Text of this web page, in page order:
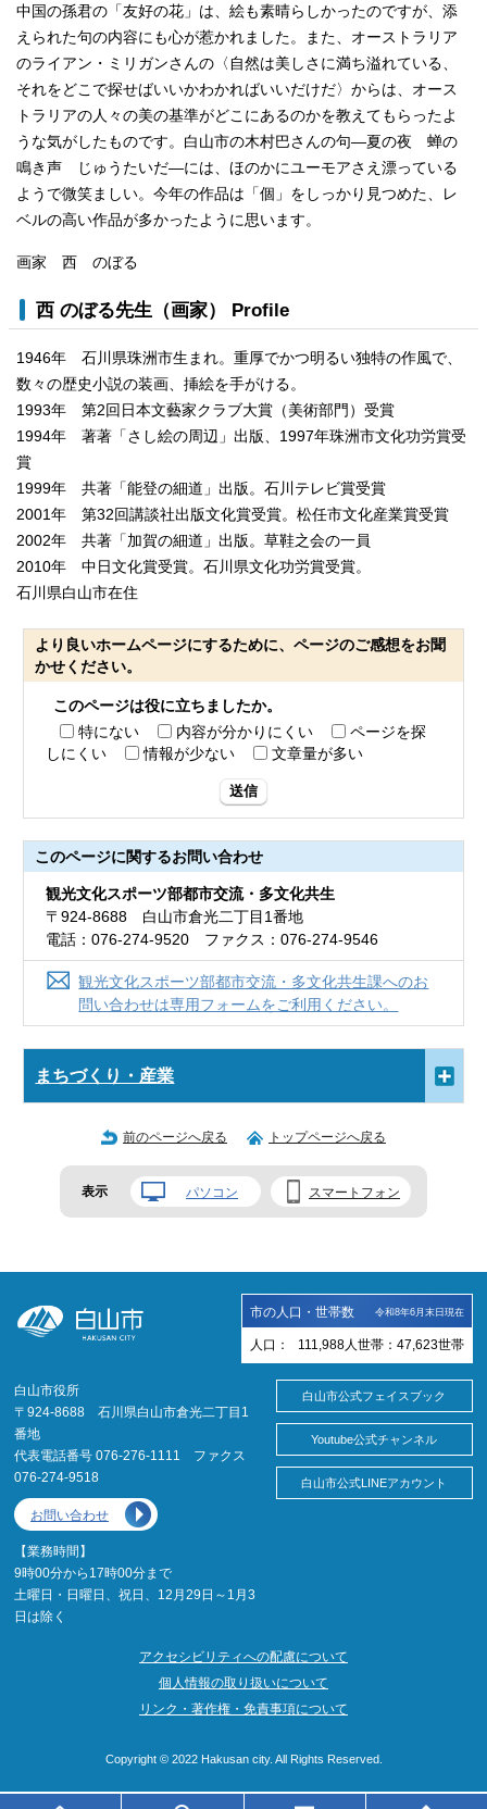
中国の孫君の「友好の花」は、絵も素晴らしかったのですが、添
えられた句の内容にも心が惹かれました。また、オーストラリア
のライアン・ミリガンさんの〈自然は美しさに満ち溢れている、
それをどこで探せばいいかわかればいいだけだ〉からは、オース
トラリアの人々の美の基準がどこにあるのかを教えてもらったよ
うな気がしたものです。白山市の木村巴さんの句―夏の夜 蝉の
鳴き声 じゅうたいだ―には、ほのかにユーモアさえ漂っている
ようで微笑ましい。今年の作品は「個」をしっかり見つめた、レ
ベルの高い作品が多かったように思います。
画家 西 のぼる
西 のぼる先生（画家） Profile
1946年 石川県珠洲市生まれ。重厚でかつ明るい独特の作風で、
数々の歴史小説の装画、挿絵を手がける。
1993年 第2回日本文藝家クラブ大賞（美術部門）受賞
1994年 著著「さし絵の周辺」出版、1997年珠洲市文化功労賞受
賞
1999年 共著「能登の細道」出版。石川テレビ賞受賞
2001年 第32回講談社出版文化賞受賞。松任市文化産業賞受賞
2002年 共著「加賀の細道」出版。草鞋之会の一員
2010年 中日文化賞受賞。石川県文化功労賞受賞。
石川県白山市在住
より良いホームページにするために、ページのご感想をお聞
かせください。
このページは役に立ちましたか。
特にない
内容が分かりにくい
ページを探
しにくい
情報が少ない 文章量が多い
送信
このページに関するお問い合わせ
観光文化スポーツ部都市交流・多文化共生
〒924-8688 白山市倉光二丁目1番地
電話：076-274-9520 ファクス：076-274-9546
観光文化スポーツ部都市交流・多文化共生課へのお
問い合わせは専用フォームをご利用ください。
まちづくり・産業
前のページへ戻る トップページへ戻る
表示 パソコン スマートフォン
市の人口・世帯数 令和8年6月末日現在
人口： 111,988 人 世帯： 47,623世帯
白山市役所
〒924-8688 石川県白山市倉光二丁目1
番地
代表電話番号 076-276-1111 ファクス
076-274-9518
お問い合わせ
【業務時間】
9時00分から17時00分まで
土曜日・日曜日、祝日、12月29日～1月3
日は除く
白山市公式フェイスブック
Youtube公式チャンネル
白山市公式LINEアカウント
アクセシビリティへの配慮について
個人情報の取り扱いについて
リンク・著作権・免責事項について
Copyright © 2022 Hakusan city. All Rights Reserved.